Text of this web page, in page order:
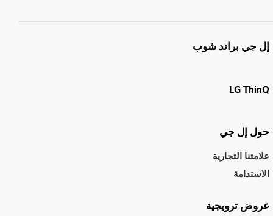
إل جي براند شوب
LG ThinQ
حول إل جي
علامتنا التجارية
الاستدامة
عروض ترويجية